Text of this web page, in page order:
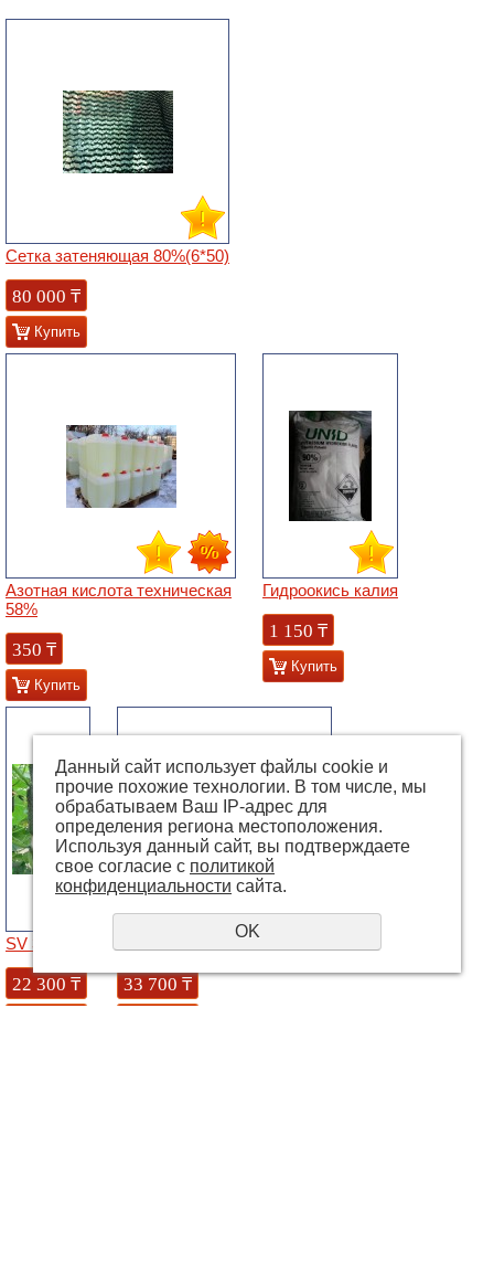
Сетка затеняющая 80%(6*50)
80 000 ₸
Купить
Азотная кислота техническая
58%
350 ₸
Купить
Гидроокись калия
1 150 ₸
Купить
SV 3506 F1
22 300 ₸
Аттия (Attiya RZ) F1 (73-667)
33 700 ₸
Данный сайт использует файлы cookie и
прочие похожие технологии. В том числе, мы
обрабатываем Ваш IP-адрес для
определения региона местоположения.
Используя данный сайт, вы подтверждаете
свое согласие с политикой
конфиденциальности сайта.
OK